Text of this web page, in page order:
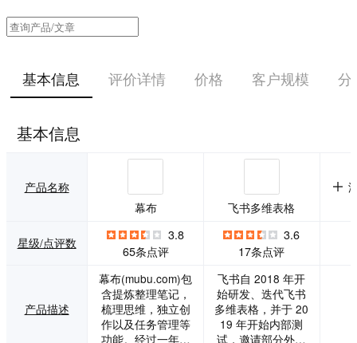
基本信息 评价详情 价格 客户规模 分
基本信息
产品名称
幕布
飞书多维表格
星级/点评数
3.8
65条点评
3.6
17条点评
产品描述
幕布(mubu.com)包
含提炼整理笔记，
梳理思维，独立创
作以及任务管理等
功能。经过一年多
飞书自 2018 年开
始研发、迭代飞书
多维表格，并于 20
19 年开始内部测
试，邀请部分外部